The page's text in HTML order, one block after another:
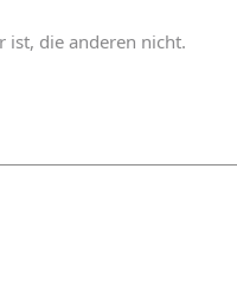
ist, die anderen nicht.